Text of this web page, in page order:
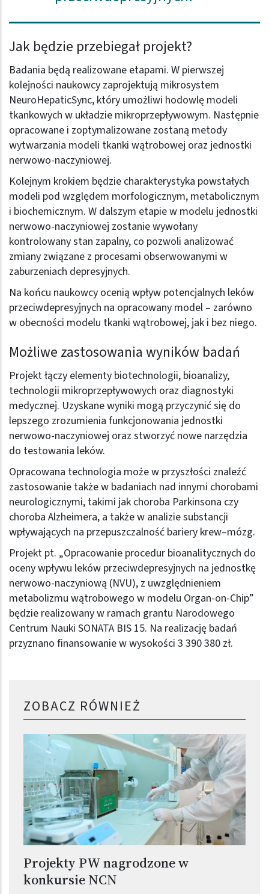
Jak będzie przebiegał projekt?
Badania będą realizowane etapami. W pierwszej
kolejności naukowcy zaprojektują mikrosystem
NeuroHepaticSync, który umożliwi hodowlę modeli
tkankowych w układzie mikroprzepływowym. Następnie
opracowane i zoptymalizowane zostaną metody
wytwarzania modeli tkanki wątrobowej oraz jednostki
nerwowo-naczyniowej.
Kolejnym krokiem będzie charakterystyka powstałych
modeli pod względem morfologicznym, metabolicznym
i biochemicznym. W dalszym etapie w modelu jednostki
nerwowo-naczyniowej zostanie wywołany
kontrolowany stan zapalny, co pozwoli analizować
zmiany związane z procesami obserwowanymi w
zaburzeniach depresyjnych.
Na końcu naukowcy ocenią wpływ potencjalnych leków
przeciwdepresyjnych na opracowany model – zarówno
w obecności modelu tkanki wątrobowej, jak i bez niego.
Możliwe zastosowania wyników badań
Projekt łączy elementy biotechnologii, bioanalizy,
technologii mikroprzepływowych oraz diagnostyki
medycznej. Uzyskane wyniki mogą przyczynić się do
lepszego zrozumienia funkcjonowania jednostki
nerwowo-naczyniowej oraz stworzyć nowe narzędzia
do testowania leków.
Opracowana technologia może w przyszłości znaleźć
zastosowanie także w badaniach nad innymi chorobami
neurologicznymi, takimi jak choroba Parkinsona czy
choroba Alzheimera, a także w analizie substancji
wpływających na przepuszczalność bariery krew–mózg.
Projekt pt. „Opracowanie procedur bioanalitycznych do
oceny wpływu leków przeciwdepresyjnych na jednostkę
nerwowo-naczyniową (NVU), z uwzględnieniem
metabolizmu wątrobowego w modelu Organ-on-Chip”
będzie realizowany w ramach grantu Narodowego
Centrum Nauki SONATA BIS 15. Na realizację badań
przyznano finansowanie w wysokości 3 390 380 zł.
ZOBACZ RÓWNIEŻ
Projekty PW nagrodzone w
konkursie NCN